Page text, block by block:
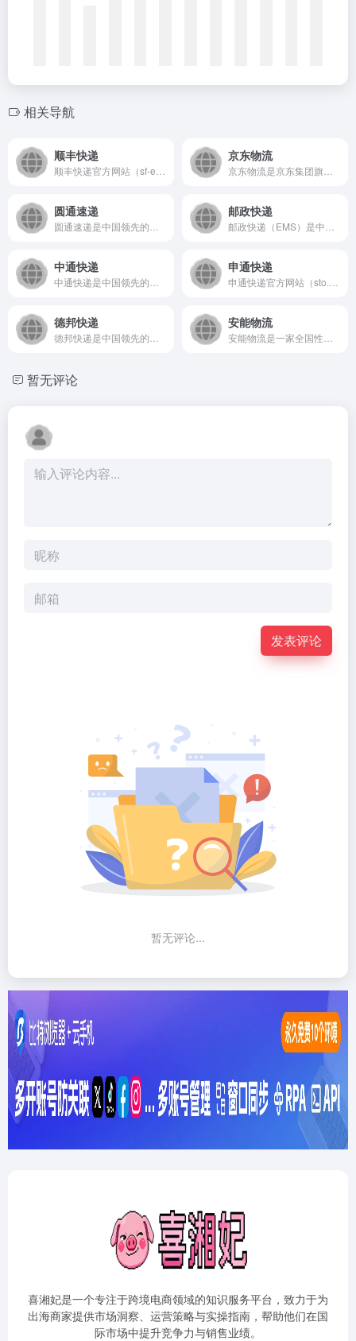
相关导航
顺丰快递 京东物流
圆通速递 邮政快递
中通快递 申通快递
德邦快递 安能物流
暂无评论
发表评论
暂无评论...
喜湘妃是一个专注于跨境电商领域的知识服务平台，致力于为
出海商家提供市场洞察、运营策略与实操指南，帮助他们在国
际市场中提升竞争力与销售业绩。